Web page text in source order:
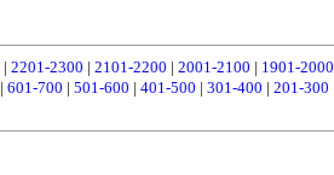
| 2201-2300 | 2101-2200 | 2001-2100 | 1901-2000
| 601-700 | 501-600 | 401-500 | 301-400 | 201-300